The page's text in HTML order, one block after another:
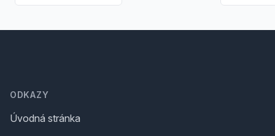
ODKAZY
Úvodná stránka